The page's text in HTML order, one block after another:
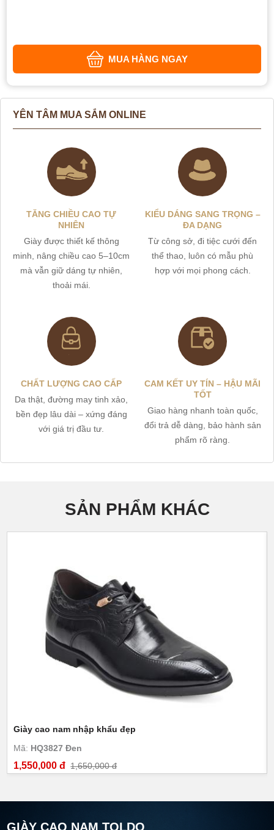
MUA HÀNG NGAY
YÊN TÂM MUA SẮM ONLINE
TĂNG CHIỀU CAO TỰ
NHIÊN
Giày được thiết kế thông
minh, nâng chiều cao 5–10cm
mà vẫn giữ dáng tự nhiên,
thoải mái.
KIỂU DÁNG SANG TRỌNG –
ĐA DẠNG
Từ công sở, đi tiệc cưới đến
thể thao, luôn có mẫu phù
hợp với mọi phong cách.
CHẤT LƯỢNG CAO CẤP
Da thật, đường may tinh xảo,
bền đẹp lâu dài – xứng đáng
với giá trị đầu tư.
CAM KẾT UY TÍN – HẬU MÃI
TỐT
Giao hàng nhanh toàn quốc,
đổi trả dễ dàng, bảo hành sản
phẩm rõ ràng.
SẢN PHẨM KHÁC
Giày cao nam nhập khẩu đẹp
Mã: HQ3827 Đen
1,550,000 đ 1,650,000 đ
GIÀY CAO NAM TOLDO